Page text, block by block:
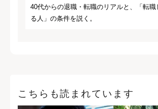
40代からの退職・転職のリアルと、「転職
る人」の条件を説く。
こちらも読まれています